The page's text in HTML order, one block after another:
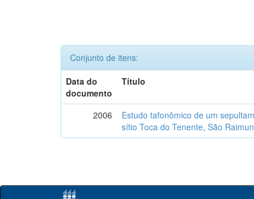
Conjunto de itens:
Data do
documento
Título
2006
Estudo tafonômico de um
sítio Toca do Tenente, São